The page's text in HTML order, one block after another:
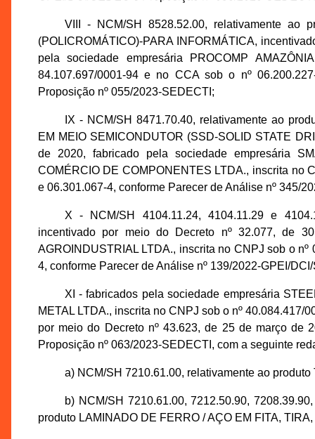
VIII - NCM/SH 8528.52.00, relativamente ao
(POLICROMÁTICO)-PARA INFORMÁTICA,
pela sociedade empresária PROCOMP
84.107.697/0001-94 e no CCA sob o nº
Proposição nº 055/2023-SEDECTI;
IX - NCM/SH 8471.70.40, relativamente ao
EM MEIO SEMICONDUTOR (SSD-SOLID STATE
de 2020, fabricado pela sociedade empresária
COMÉRCIO DE COMPONENTES LTDA., inscrita no
e 06.301.067-4, conforme Parecer de Análise nº 345/
X - NCM/SH 4104.11.24, 4104.11.29 e
incentivado por meio do Decreto nº 32.077, de
AGROINDUSTRIAL LTDA., inscrita no CNPJ sob o
4, conforme Parecer de Análise nº 139/2022-GPEI/
XI - fabricados pela sociedade empresária
METAL LTDA., inscrita no CNPJ sob o nº 40.084.417/
por meio do Decreto nº 43.623, de 25 de março de
Proposição nº 063/2023-SEDECTI, com a seguinte
a) NCM/SH 7210.61.00, relativamente ao
b) NCM/SH 7210.61.00, 7212.50.90,
produto LAMINADO DE FERRO / AÇO EM FITA,